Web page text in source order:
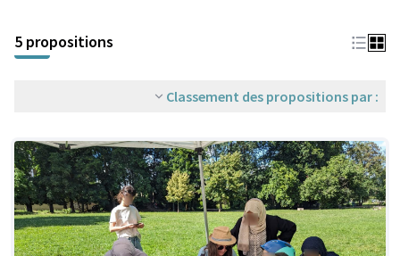
+
−
5 propositions
Classement des propositions par :